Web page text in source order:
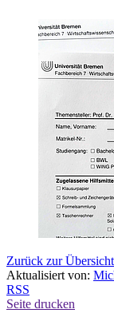
Zurück zur Übersicht
Aktualisiert von:
RSS
Seite drucken